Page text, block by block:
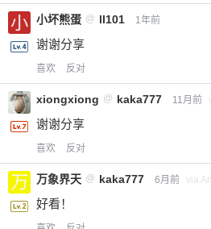
小坏熊蛋 @ ll101 1年前
谢谢分享
喜欢 反对
xiongxiong @ kaka777 11月前
谢谢分享
喜欢 反对
万象界天 @ kaka777 6月前 via
好看！